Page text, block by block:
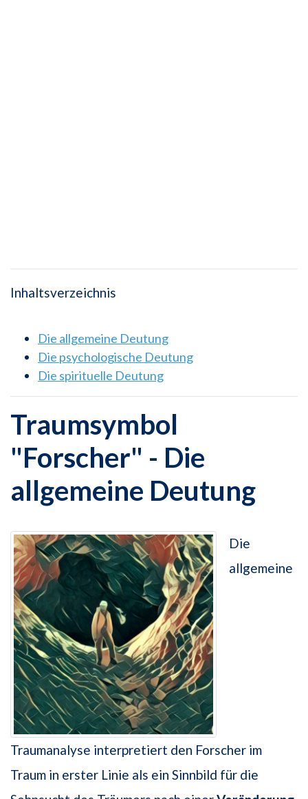
Inhaltsverzeichnis
Die allgemeine Deutung
Die psychologische Deutung
Die spirituelle Deutung
Traumsymbol
"Forscher" - Die
allgemeine Deutung
Die
allgemeine
Traumanalyse interpretiert den Forscher im
Traum in erster Linie als ein Sinnbild für die